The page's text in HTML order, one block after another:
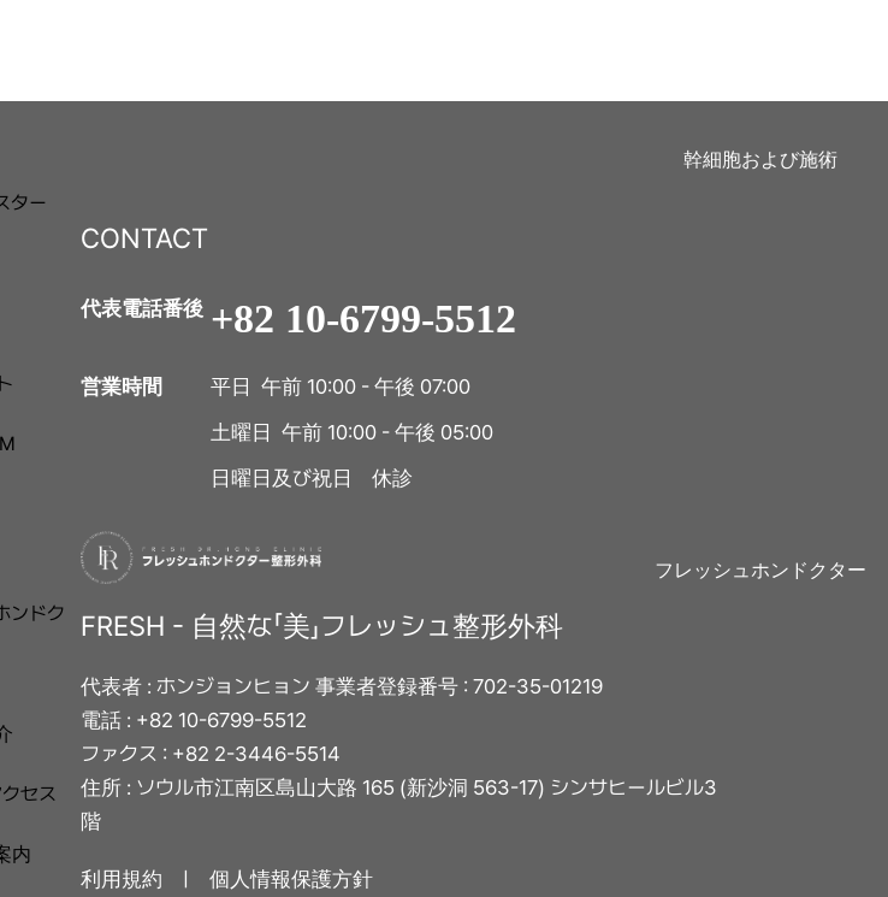
幹細胞および施術
ター
フレッシュホンドクター
ンドク
セス
内
CONTACT
代表電話番後 +82 10-6799-5512
営業時間
平日 午前 10:00 - 午後 07:00
土曜日 午前 10:00 - 午後 05:00
日曜日及び祝日 休診
FRESH - 自然な「美」フレッシュ整形外科
代表者 : ホンジョンヒョン 事業者登録番号 : 702-35-01219
電話 : +82 10-6799-5512
ファクス : +82 2-3446-5514
住所 : ソウル市江南区島山大路 165 (新沙洞 563-17) シンサヒールビル3
階
利用規約 ㅣ 個人情報保護方針